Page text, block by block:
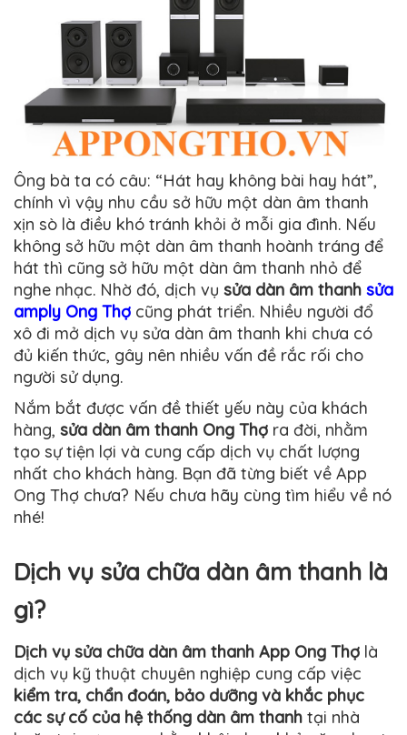
Ông bà ta có câu: “Hát hay không bài hay hát”,
chính vì vậy nhu cầu sở hữu một dàn âm thanh
xịn sò là điều khó tránh khỏi ở mỗi gia đình. Nếu
không sở hữu một dàn âm thanh hoành tráng để
hát thì cũng sở hữu một dàn âm thanh nhỏ để
nghe nhạc. Nhờ đó, dịch vụ sửa dàn âm thanh sửa
amply Ong Thợ cũng phát triển. Nhiều người đổ
xô đi mở dịch vụ sửa dàn âm thanh khi chưa có
đủ kiến thức, gây nên nhiều vấn đề rắc rối cho
người sử dụng.
Nắm bắt được vấn đề thiết yếu này của khách
hàng, sửa dàn âm thanh Ong Thợ ra đời, nhằm
tạo sự tiện lợi và cung cấp dịch vụ chất lượng
nhất cho khách hàng. Bạn đã từng biết về App
Ong Thợ chưa? Nếu chưa hãy cùng tìm hiểu về nó
nhé!
Dịch vụ sửa chữa dàn âm thanh là
gì?
Dịch vụ sửa chữa dàn âm thanh App Ong Thợ là
dịch vụ kỹ thuật chuyên nghiệp cung cấp việc
kiểm tra, chẩn đoán, bảo dưỡng và khắc phục
các sự cố của hệ thống dàn âm thanh tại nhà